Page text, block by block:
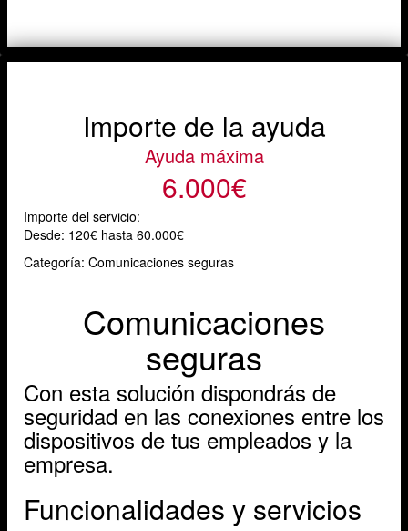
Importe de la ayuda
Ayuda máxima
6.000€
Importe del servicio:
Desde: 120€ hasta 60.000€
Categoría: Comunicaciones seguras
Comunicaciones
seguras
Con esta solución dispondrás de
seguridad en las conexiones entre los
dispositivos de tus empleados y la
empresa.
Funcionalidades y servicios